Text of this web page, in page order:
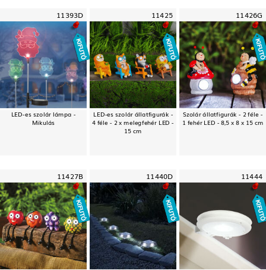
11393D
LED-es szolár lámpa -
Mikulás
11425
LED-es szolár állatfigurák -
4 féle - 2 x melegfehér LED -
15 cm
11426G
Szolár állatfigurák - 2 féle -
1 fehér LED - 8,5 x 8 x 15 cm
11427B 11440D 11444